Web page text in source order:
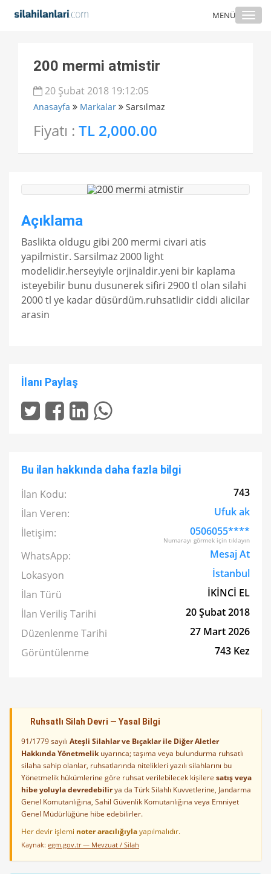
MENÜ
200 mermi atmistir
20 Şubat 2018 19:12:05
Anasayfa Markalar Sarsılmaz
Fiyatı : TL 2,000.00
Açıklama
Baslikta oldugu gibi 200 mermi civari atis
yapilmistir. Sarsilmaz 2000 light
modelidir.herseyiyle orjinaldir.yeni bir kaplama
isteyebilir bunu dusunerek sifiri 2900 tl olan silahi
2000 tl ye kadar düsürdüm.ruhsatlidir ciddi alicilar
arasin
İlanı Paylaş
Bu ilan hakkında daha fazla bilgi
İlan Kodu:
743
İlan Veren:
Ufuk ak
İletişim:
0506055****
Numarayı görmek için tıklayın
WhatsApp:
Mesaj At
Lokasyon
İstanbul
İlan Türü
İKİNCİ EL
İlan Veriliş Tarihi
20 Şubat 2018
Düzenlenme Tarihi
27 Mart 2026
Görüntülenme
743 Kez
Ruhsatlı Silah Devri — Yasal Bilgi
91/1779 sayılı Ateşli Silahlar ve Bıçaklar ile Diğer Aletler
Hakkında Yönetmelikuyarınca; taşıma veya bulundurma ruhsatlı
silaha sahip olanlar, ruhsatlarında nitelikleri yazılı silahlarını bu
Yönetmelik hükümlerine göre ruhsat verilebilecek kişilere satış veya
hibe yoluyla devredebilirya da Türk Silahlı Kuvvetlerine, Jandarma
Genel Komutanlığına, Sahil Güvenlik Komutanlığına veya Emniyet
Genel Müdürlüğüne hibe edebilirler.
Her devir işlemi noter aracılığıylayapılmalıdır.
Kaynak: egm.gov.tr — Mevzuat / Silah